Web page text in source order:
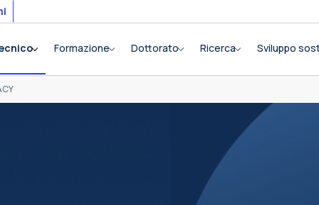
Formazione Dottorato Ricerca Sviluppo